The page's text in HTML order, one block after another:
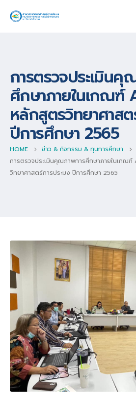
การตรวจประเมินคุ
ศึกษาภายในเกณฑ์
หลักสูตรวิทยาศาสต
ปีการศึกษา 2565
HOME
ข่าว & กิจกรรม & ทุนการศึกษา
การตรวจประเมินคุณภาพการศึกษาภายในเกณฑ์
วิทยาศาสตร์การประมง ปีการศึกษา 2565